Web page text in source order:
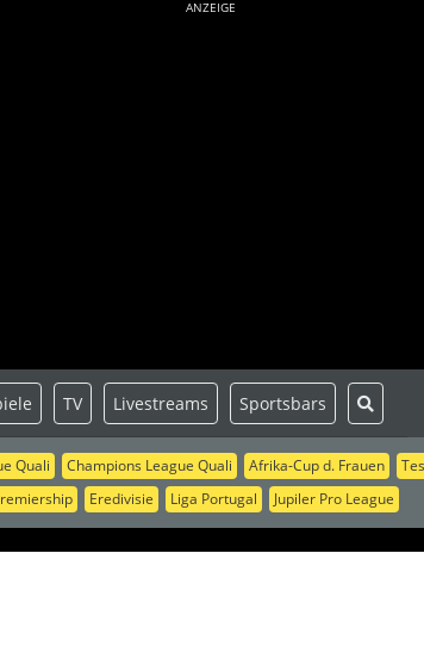
ANZEIGE
Quali Champions League Quali Afrika-Cup d. Frauen
Eredivisie Liga Portugal Jupiler Pro League
TV Livestreams Sportsbars